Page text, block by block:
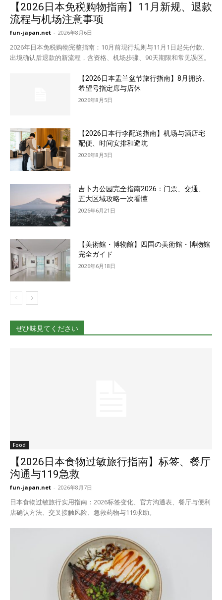
【2026日本免税购物指南】11月新规、退款
流程与机场注意事项
fun-japan.net - 2026年8月6日
2026年日本免税购物完整指南：10月前现行规则与11月1日起先付款、
出境确认后退款的新流程，含资格、机场步骤、90天期限和常见误区。
【2026日本盂兰盆节旅行指南】8月拥挤、
希望号指定席与店休
2026年8月5日
【2026日本行李配送指南】机场与酒店宅
配便、时间安排和避坑
2026年8月3日
吉卜力公园完全指南2026：门票、交通、
五大区域攻略一次看懂
2026年6月21日
【美術館・博物館】四国の美術館・博物館
完全ガイド
2026年6月18日
ぜひ味見てください
Food
【2026日本食物过敏旅行指南】标签、餐厅
沟通与119急救
fun-japan.net - 2026年8月7日
日本食物过敏旅行实用指南：2026标签变化、官方沟通表、餐厅与便利
店确认方法、交叉接触风险、急救药物与119求助。